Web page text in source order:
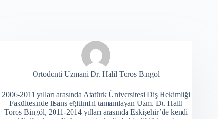
Ortodonti Uzmani Dr. Halil Toros Bingol
2006-2011 yılları arasında Atatürk Üniversitesi Diş Hekimliği
Fakültesinde lisans eğitimini tamamlayan Uzm. Dt. Halil
Toros Bingöl, 2011-2014 yılları arasında Eskişehir’de kendi